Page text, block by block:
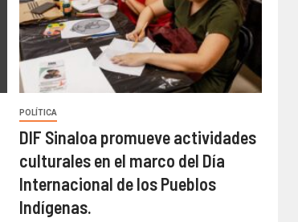
POLÍTICA
DIF Sinaloa promueve actividades
culturales en el marco del Día
Internacional de los Pueblos
Indígenas.